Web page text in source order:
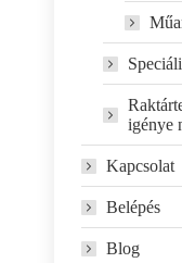
igénye
Kapcsolat
Belépés
Blog